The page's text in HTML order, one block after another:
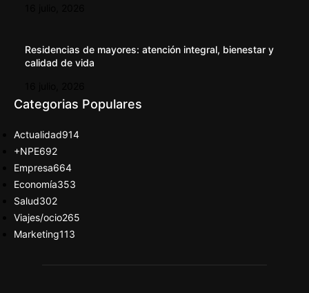
Residencias de mayores: atención integral, bienestar y
calidad de vida
Categorias Populares
Actualidad914
+NPE692
Empresa664
Economía353
Salud302
Viajes/ocio265
Marketing113